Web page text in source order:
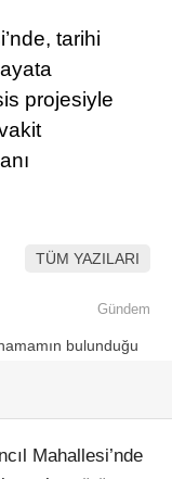
tarihi
projesiyle
TÜM YAZILARI
Gündem
Mahallesi’nde